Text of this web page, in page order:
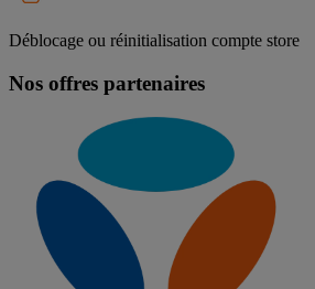
Déblocage ou réinitialisation compte store
Nos offres partenaires